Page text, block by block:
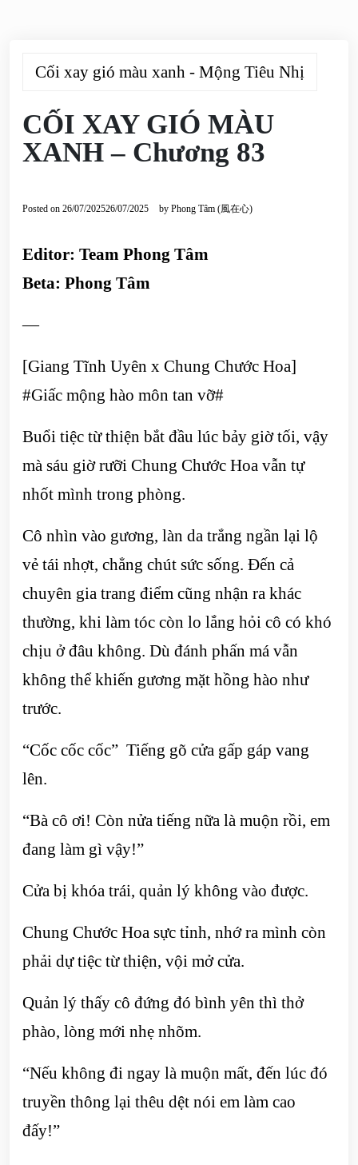
Cối xay gió màu xanh - Mộng Tiêu Nhị
CỐI XAY GIÓ MÀU
XANH – Chương 83
Posted on 26/07/202526/07/2025 by Phong Tâm (風在心)
Editor: Team Phong Tâm
Beta: Phong Tâm
—
[Giang Tĩnh Uyên x Chung Chước Hoa]
#Giấc mộng hào môn tan vỡ#
Buổi tiệc từ thiện bắt đầu lúc bảy giờ tối, vậy
mà sáu giờ rưỡi Chung Chước Hoa vẫn tự
nhốt mình trong phòng.
Cô nhìn vào gương, làn da trắng ngần lại lộ
vẻ tái nhợt, chẳng chút sức sống. Đến cả
chuyên gia trang điểm cũng nhận ra khác
thường, khi làm tóc còn lo lắng hỏi cô có khó
chịu ở đâu không. Dù đánh phấn má vẫn
không thể khiến gương mặt hồng hào như
trước.
“Cốc cốc cốc” Tiếng gõ cửa gấp gáp vang
lên.
“Bà cô ơi! Còn nửa tiếng nữa là muộn rồi, em
đang làm gì vậy!”
Cửa bị khóa trái, quản lý không vào được.
Chung Chước Hoa sực tỉnh, nhớ ra mình còn
phải dự tiệc từ thiện, vội mở cửa.
Quản lý thấy cô đứng đó bình yên thì thở
phào, lòng mới nhẹ nhõm.
“Nếu không đi ngay là muộn mất, đến lúc đó
truyền thông lại thêu dệt nói em làm cao
đấy!”